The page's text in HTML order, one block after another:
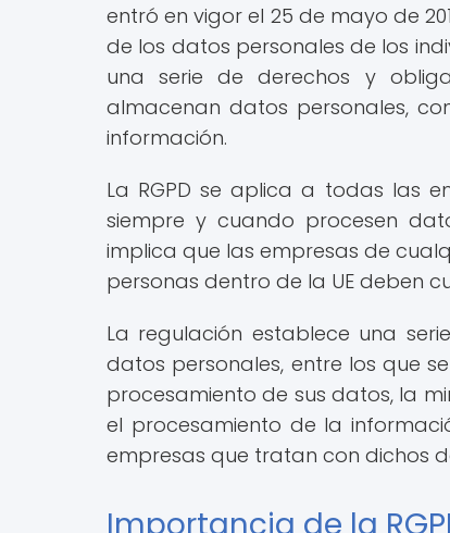
entró en vigor el 25 de mayo de
de los datos personales de los
una serie de derechos y
almacenan datos personales,
información.
La RGPD se aplica a todas las
siempre y cuando procesen
implica que las empresas de
personas dentro de la UE deben
La regulación establece una
datos personales, entre los que
procesamiento de sus datos, la
el procesamiento de la
empresas que tratan con dichos
Importancia de la